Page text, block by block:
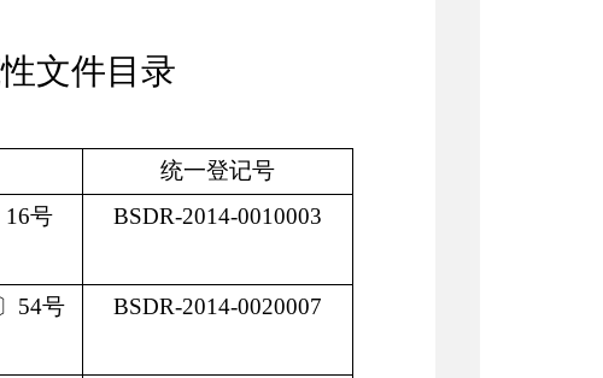
文件目录
统一登记号
16号 BSDR-2014-0010003
54号 BSDR-2014-0020007